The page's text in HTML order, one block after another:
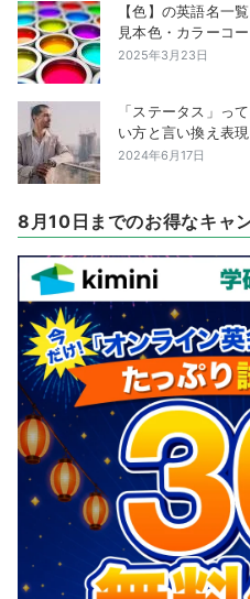
【色】の英語名一
見本色・カラーコ
2025年3月23日
「ステータス」っ
い方と言い換え表現
2024年6月17日
8月10日までのお得なキャ